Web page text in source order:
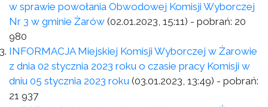
w sprawie powołania Obwodowej Komisji Wyborczej
Nr 3 w gminie Żarów (02.01.2023, 15:11) - pobrań: 20
980
INFORMACJA Miejskiej Komisji Wyborczej w Żarowie
z dnia 02 stycznia 2023 roku o czasie pracy Komisji w
dniu 05 stycznia 2023 roku (03.01.2023, 13:49) - pobrań:
21 937